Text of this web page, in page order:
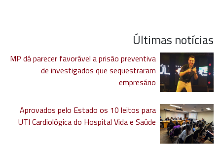
Últimas notícias
MP dá parecer favorável a prisão preventiva
de investigados que sequestraram
empresário
Aprovados pelo Estado os 10 leitos para
UTI Cardiológica do Hospital Vida e Saúde